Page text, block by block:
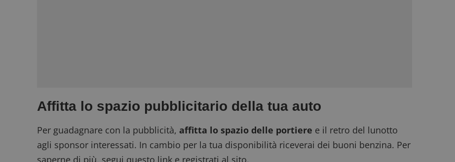
Affitta lo spazio pubblicitario della tua auto
Per guadagnare con la pubblicità, affitta lo spazio delle portiere e il retro del lunotto
agli sponsor interessati. In cambio per la tua disponibilità riceverai dei buoni benzina. Per
saperne di più, segui questo link e registrati al sito.